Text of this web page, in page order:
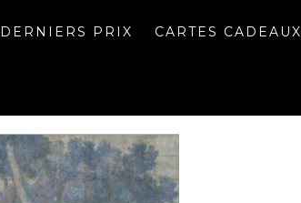
DERNIERS PRIX CARTES CADEAUX